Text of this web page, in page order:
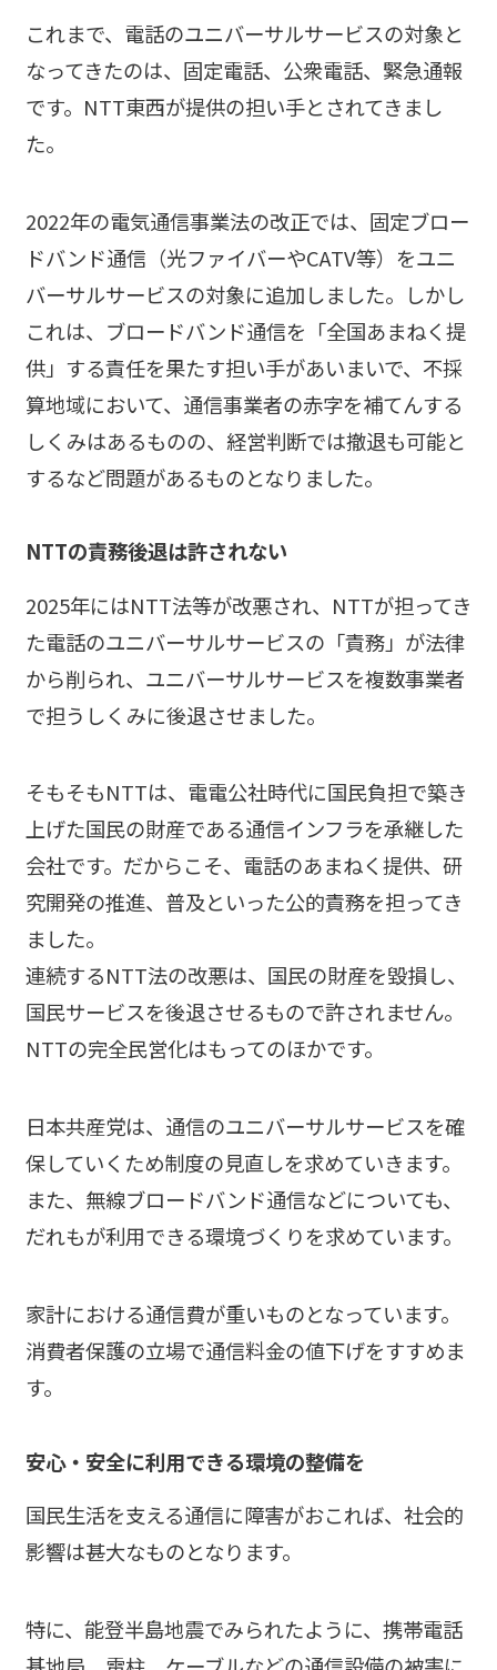
これまで、電話のユニバーサルサービスの対象と
なってきたのは、固定電話、公衆電話、緊急通報
です。NTT東西が提供の担い手とされてきまし
た。
2022年の電気通信事業法の改正では、固定ブロー
ドバンド通信（光ファイバーやCATV等）をユニ
バーサルサービスの対象に追加しました。しかし
これは、ブロードバンド通信を「全国あまねく提
供」する責任を果たす担い手があいまいで、不採
算地域において、通信事業者の赤字を補てんする
しくみはあるものの、経営判断では撤退も可能と
するなど問題があるものとなりました。
NTTの責務後退は許されない
2025年にはNTT法等が改悪され、NTTが担ってき
た電話のユニバーサルサービスの「責務」が法律
から削られ、ユニバーサルサービスを複数事業者
で担うしくみに後退させました。
そもそもNTTは、電電公社時代に国民負担で築き
上げた国民の財産である通信インフラを承継した
会社です。だからこそ、電話のあまねく提供、研
究開発の推進、普及といった公的責務を担ってき
ました。
連続するNTT法の改悪は、国民の財産を毀損し、
国民サービスを後退させるもので許されません。
NTTの完全民営化はもってのほかです。
日本共産党は、通信のユニバーサルサービスを確
保していくため制度の見直しを求めていきます。
また、無線ブロードバンド通信などについても、
だれもが利用できる環境づくりを求めています。
家計における通信費が重いものとなっています。
消費者保護の立場で通信料金の値下げをすすめま
す。
安心・安全に利用できる環境の整備を
国民生活を支える通信に障害がおこれば、社会的
影響は甚大なものとなります。
特に、能登半島地震でみられたように、携帯電話